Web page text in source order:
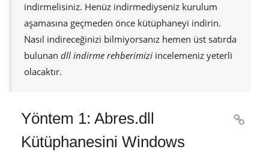
indirmelisiniz. Henüz indirmediyseniz kurulum
aşamasına geçmeden önce kütüphaneyi indirin.
Nasıl indireceğinizi bilmiyorsanız hemen üst satırda
bulunan dll indirme rehberimizi incelemeniz yeterli
olacaktır.
Yöntem 1: Abres.dll
Kütüphanesini Windows
